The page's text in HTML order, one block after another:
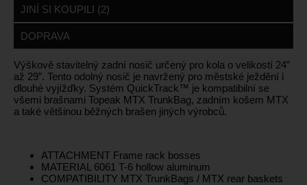
JINÍ SI KOUPILI (2)
DOPRAVA
Výškově stavitelný zadní nosič určený pro kola o velikostí 24”
až 29”. Tento odolný nosič je navržený pro městské ježdění i
dlouhé vyjížďky. Systém QuickTrack™ je kompatibilní se
všemi brašnami Topeak MTX TrunkBag, zadním košem MTX
a také většinou běžných brašen jiných výrobců.
ATTACHMENT Frame rack bosses
MATERIAL 6061 T-6 hollow aluminum
COMPATIBILITY MTX TrunkBags / MTX rear baskets